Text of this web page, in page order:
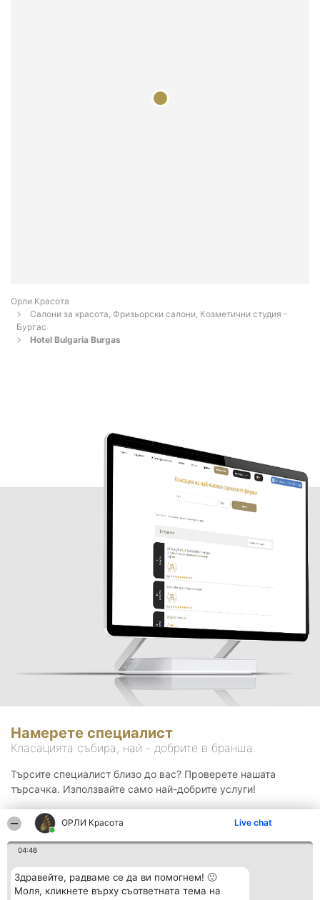
ОРЛИ Красота Live chat
04:46
Здравейте, радваме се да ви помогнем! 🙂
Моля, кликнете върху съответната тема на
Орли Красота
Салони за красота, Фризьорски салони, Козметични студия -
Бургас
Hotel Bulgaria Burgas
Намерете специалист
Класацията събира, най - добрите в бранша.
Търсите специалист близо до вас? Проверете нашата
търсачка. Използвайте само най-добрите услуги!